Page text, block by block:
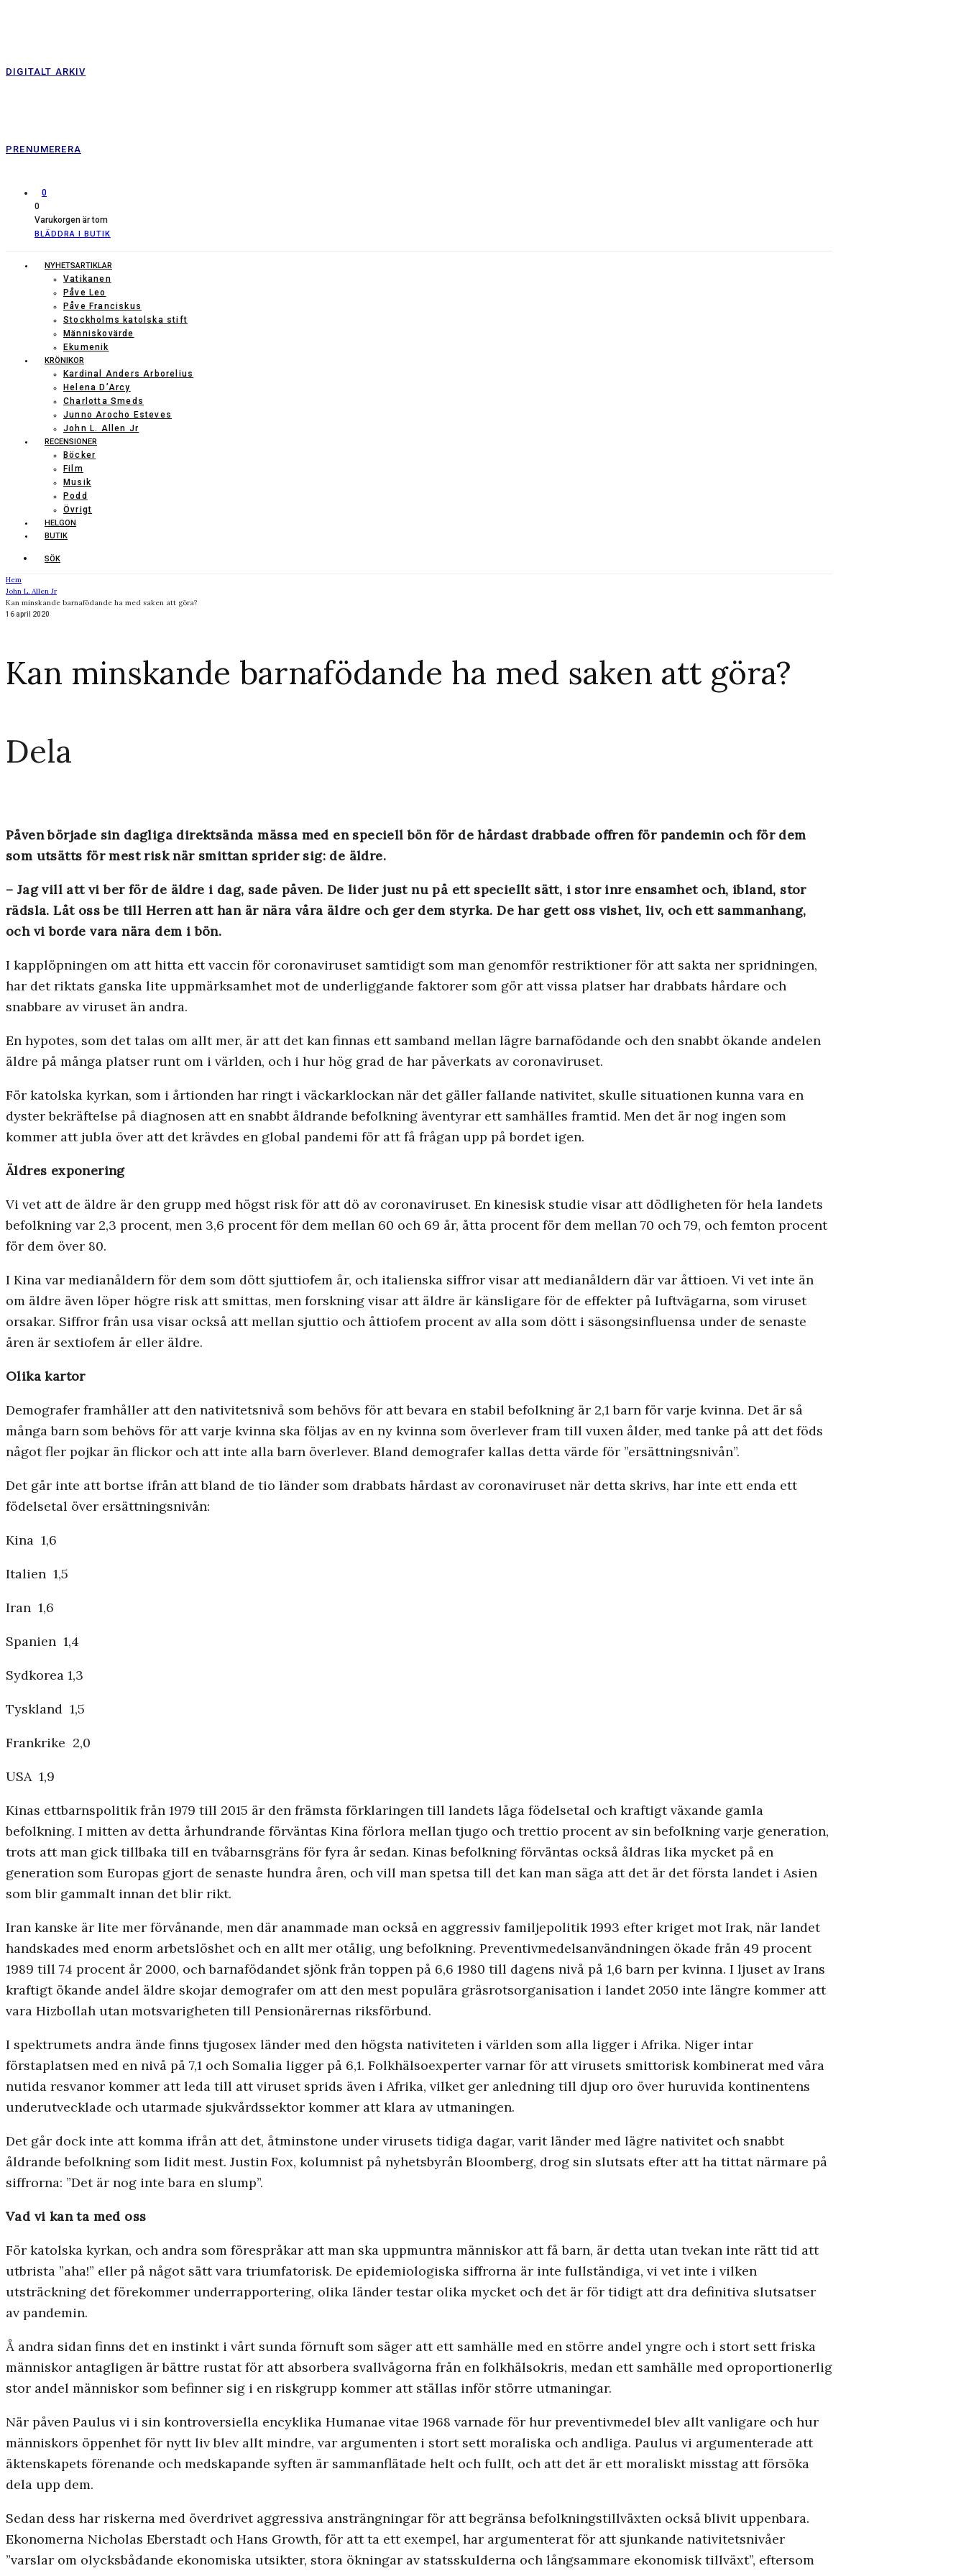
DIGITALT ARKIV
PRENUMERERA
0
0
Varukorgen är tom
BLÄDDRA I BUTIK
NYHETSARTIKLAR
Vatikanen
Påve Leo
Påve Franciskus
Stockholms katolska stift
Människovärde
Ekumenik
KRÖNIKOR
Kardinal Anders Arborelius
Helena D’Arcy
Charlotta Smeds
Junno Arocho Esteves
John L. Allen Jr
RECENSIONER
Böcker
Film
Musik
Podd
Övrigt
HELGON
BUTIK
SÖK
Hem
John L. Allen Jr
Kan minskande barnafödande ha med saken att göra?
16 april 2020
Kan minskande barnafödande ha med saken att göra?
Dela
Påven började sin dagliga direktsända mässa med en speciell bön för de hårdast drabbade offren för pandemin och för dem
som utsätts för mest risk när smittan sprider sig: de äldre.
– Jag vill att vi ber för de äldre i dag, sade påven. De lider just nu på ett speciellt sätt, i stor inre ensamhet och, ibland, stor
rädsla. Låt oss be till Herren att han är nära våra äldre och ger dem styrka. De har gett oss vishet, liv, och ett sammanhang,
och vi borde vara nära dem i bön.
I kapplöpningen om att hitta ett vaccin för coronaviruset samtidigt som man genomför restriktioner för att sakta ner spridningen,
har det riktats ganska lite uppmärksamhet mot de underliggande faktorer som gör att vissa platser har drabbats hårdare och
snabbare av viruset än andra.
En hypotes, som det talas om allt mer, är att det kan finnas ett samband mellan lägre barnafödande och den snabbt ökande andelen
äldre på många platser runt om i världen, och i hur hög grad de har påverkats av coronaviruset.
För katolska kyrkan, som i årtionden har ringt i väckarklockan när det gäller fallande nativitet, skulle situationen kunna vara en
dyster bekräftelse på diagnosen att en snabbt åldrande befolkning äventyrar ett samhälles framtid. Men det är nog ingen som
kommer att jubla över att det krävdes en global pandemi för att få frågan upp på bordet igen.
Äldres exponering
Vi vet att de äldre är den grupp med högst risk för att dö av coronaviruset. En kinesisk studie visar att dödligheten för hela landets
befolkning var 2,3 procent, men 3,6 procent för dem mellan 60 och 69 år, åtta procent för dem mellan 70 och 79, och femton procent
för dem över 80.
I Kina var medianåldern för dem som dött sjuttiofem år, och italienska siffror visar att medianåldern där var åttioen. Vi vet inte än
om äldre även löper högre risk att smittas, men forskning visar att äldre är känsligare för de effekter på luftvägarna, som viruset
orsakar. Siffror från usa visar också att mellan sjuttio och åttiofem procent av alla som dött i säsongsinfluensa under de senaste
åren är sextiofem år eller äldre.
Olika kartor
Demografer framhåller att den nativitetsnivå som behövs för att bevara en stabil befolkning är 2,1 barn för varje kvinna. Det är så
många barn som behövs för att varje kvinna ska följas av en ny kvinna som överlever fram till vuxen ålder, med tanke på att det föds
något fler pojkar än flickor och att inte alla barn överlever. Bland demografer kallas detta värde för ”ersättningsnivån”.
Det går inte att bortse ifrån att bland de tio länder som drabbats hårdast av coronaviruset när detta skrivs, har inte ett enda ett
födelsetal över ersättningsnivån:
Kina 1,6
Italien 1,5
Iran 1,6
Spanien 1,4
Sydkorea 1,3
Tyskland 1,5
Frankrike 2,0
USA 1,9
Kinas ettbarnspolitik från 1979 till 2015 är den främsta förklaringen till landets låga födelsetal och kraftigt växande gamla
befolkning. I mitten av detta århundrande förväntas Kina förlora mellan tjugo och trettio procent av sin befolkning varje generation,
trots att man gick tillbaka till en tvåbarnsgräns för fyra år sedan. Kinas befolkning förväntas också åldras lika mycket på en
generation som Europas gjort de senaste hundra åren, och vill man spetsa till det kan man säga att det är det första landet i Asien
som blir gammalt innan det blir rikt.
Iran kanske är lite mer förvånande, men där anammade man också en aggressiv familje­politik 1993 efter kriget mot Irak, när landet
handskades med enorm arbetslöshet och en allt mer otålig, ung befolkning. Preventivmedelsanvändningen ökade från 49 procent
1989 till 74 procent år 2000, och barnafödandet sjönk från toppen på 6,6 1980 till dagens nivå på 1,6 barn per kvinna. I ljuset av Irans
kraftigt ökande andel äldre skojar demografer om att den mest populära gräsrotsorganisation i landet 2050 inte längre kommer att
vara Hizbollah utan motsvarigheten till Pensionärernas riksförbund.
I spektrumets andra ände finns tjugosex länder med den högsta nativiteten i världen som alla ligger i Afrika. Niger intar
förstaplatsen med en nivå på 7,1 och Somalia ligger på 6,1. Folkhälsoexperter varnar för att virusets smittorisk kombinerat med våra
nutida resvanor kommer att leda till att viruset sprids även i Afrika, vilket ger anledning till djup oro över huruvida kontinentens
underutvecklade och utarmade sjukvårdssektor kommer att klara av utmaningen.
Det går dock inte att komma ifrån att det, åtminstone under virusets tidiga dagar, varit länder med lägre nativitet och snabbt
åldrande befolkning som lidit mest. Justin Fox, kolumnist på nyhetsbyrån Bloomberg, drog sin slutsats efter att ha tittat närmare på
siffrorna: ”Det är nog inte bara en slump”.
Vad vi kan ta med oss
För katolska kyrkan, och andra som förespråkar att man ska uppmuntra människor att få barn, är detta utan tvekan inte rätt tid att
utbrista ”aha!” eller på något sätt vara triumfatorisk. De epidemiologiska siffrorna är inte fullständiga, vi vet inte i vilken
utsträckning det förekommer underrapportering, olika länder testar olika mycket och det är för tidigt att dra definitiva slutsatser
av pandemin.
Å andra sidan finns det en instinkt i vårt sunda förnuft som säger att ett samhälle med en större andel yngre och i stort sett friska
människor antagligen är bättre rustat för att absorbera svallvågorna från en folkhälsokris, medan ett samhälle med oproportionerlig
stor andel människor som befinner sig i en riskgrupp kommer att ställas inför större utmaningar.
När påven Paulus vi i sin kontroversiella encyklika Humanae vitae 1968 varnade för hur preventivmedel blev allt vanligare och hur
människors öppenhet för nytt liv blev allt mindre, var argumenten i stort sett moraliska och andliga. Paulus vi argumenterade att
äktenskapets förenande och medskapande syften är sammanflätade helt och fullt, och att det är ett moraliskt misstag att försöka
dela upp dem.
Sedan dess har riskerna med överdrivet aggressiva ansträngningar för att begränsa befolkningstillväxten också blivit uppenbara.
Ekonomerna Nicholas Eberstadt och Hans Growth, för att ta ett exempel, har argumenterat för att sjunkande nativitetsnivåer
”varslar om olycksbådande ekonomiska utsikter, stora ökningar av statsskulderna och långsammare ekonomisk tillväxt”, eftersom